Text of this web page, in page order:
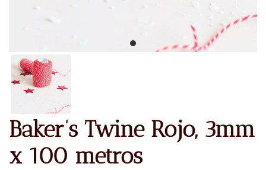
Baker’s Twine Rojo, 3mm
x 100 metros